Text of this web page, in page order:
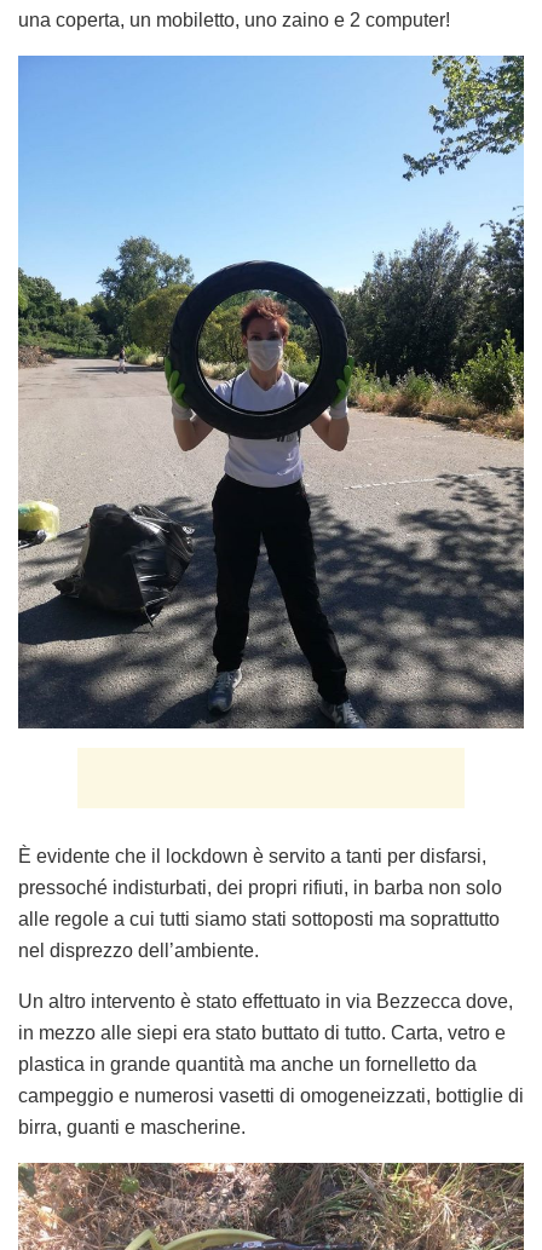
una coperta, un mobiletto, uno zaino e 2 computer!
È evidente che il lockdown è servito a tanti per disfarsi,
pressoché indisturbati, dei propri rifiuti, in barba non solo
alle regole a cui tutti siamo stati sottoposti ma soprattutto
nel disprezzo dell’ambiente.
Un altro intervento è stato effettuato in via Bezzecca dove,
in mezzo alle siepi era stato buttato di tutto. Carta, vetro e
plastica in grande quantità ma anche un fornelletto da
campeggio e numerosi vasetti di omogeneizzati, bottiglie di
birra, guanti e mascherine.